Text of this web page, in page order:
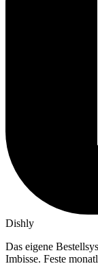
Dishly
Das eigene
Imbisse. Feste